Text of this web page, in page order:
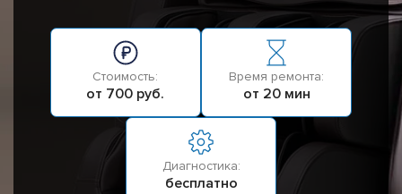
Стоимость:
от 700 руб.
Время ремонта:
от 20 мин
Диагностика:
бесплатно